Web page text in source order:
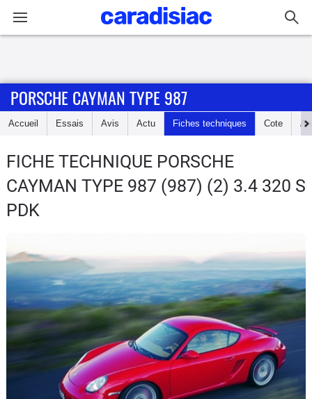
Accueil
Essais
Guide
d'achat
Electriques
Utilitaires
Flottes
Auto
PORSCHE CAYMAN TYPE 987
Accueil Essais Avis Actu Fiches techniques Cote
FICHE TECHNIQUE PORSCHE
CAYMAN TYPE 987 (987) (2) 3.4 320 S
PDK